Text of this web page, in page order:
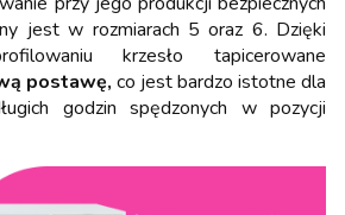
jest w rozmiarach 5 oraz 6. Dzięki
krzesło tapicerowane
postawę, co jest bardzo istotne dla
godzin spędzonych w pozycji